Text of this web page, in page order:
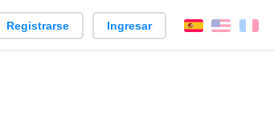
Registrarse Ingresar EspañolEnglish